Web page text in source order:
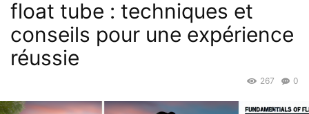
float tube : techniques et
conseils pour une expérience
réussie
0
267